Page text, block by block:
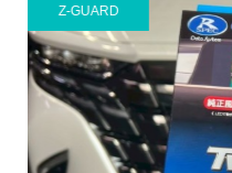
Z-GUARD